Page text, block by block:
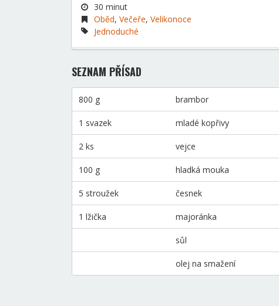
30 minut
Oběd,Večeře,Velikonoce
Jednoduché
SEZNAM PŘÍSAD
800 g brambor
1 svazek mladé kopřivy
2 ks vejce
100 g hladká mouka
5 stroužek česnek
1 lžička majoránka
sůl
olej na smažení